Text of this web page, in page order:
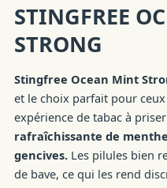
STINGFREE
STRONG
Stingfree Ocean Mint
et le choix parfait pour
expérience de tabac à
rafraîchissante de menthe
gencives. Les pilules bien
de bave, ce qui les rend